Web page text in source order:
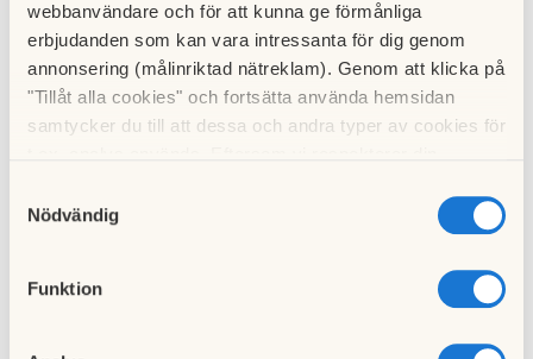
webbanvändare och för att kunna ge förmånliga
erbjudanden som kan vara intressanta för dig genom
annonsering (målinriktad nätreklam). Genom att klicka på
"Tillåt alla cookies" och fortsätta använda hemsidan
samtycker du till att dessa och andra typer av cookies för
cookies och välja att endast tillåta ett urval.
Nödvändig
Funktion
sommaren. I Midsommarkransen, en liten bit bort, har du en
spännande filmrepertoar på den gamla charmiga biografen
Tellus.
och tar en promenad till någon av badplatserna i närheten.
kanske klippbaden vid Vinterviken. Vintertid kan du bada